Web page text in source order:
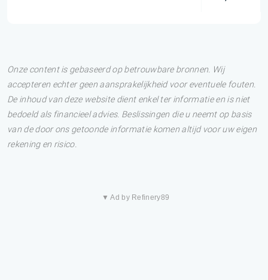
Onze content is gebaseerd op betrouwbare bronnen. Wij
accepteren echter geen aansprakelijkheid voor eventuele fouten.
De inhoud van deze website dient enkel ter informatie en is niet
bedoeld als financieel advies. Beslissingen die u neemt op basis
van de door ons getoonde informatie komen altijd voor uw eigen
rekening en risico.
▼ Ad by Refinery89